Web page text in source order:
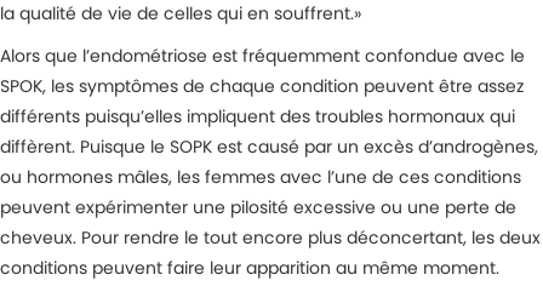
la qualité de vie de celles qui en souffrent.»
Alors que l’endométriose est fréquemment confondue avec le
SPOK, les symptômes de chaque condition peuvent être assez
différents puisqu’elles impliquent des troubles hormonaux qui
diffèrent. Puisque le SOPK est causé par un excès d’androgènes,
ou hormones mâles, les femmes avec l’une de ces conditions
peuvent expérimenter une pilosité excessive ou une perte de
cheveux. Pour rendre le tout encore plus déconcertant, les deux
conditions peuvent faire leur apparition au même moment.